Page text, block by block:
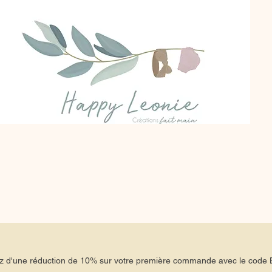
d'une réduction de 10% sur votre première commande avec le code